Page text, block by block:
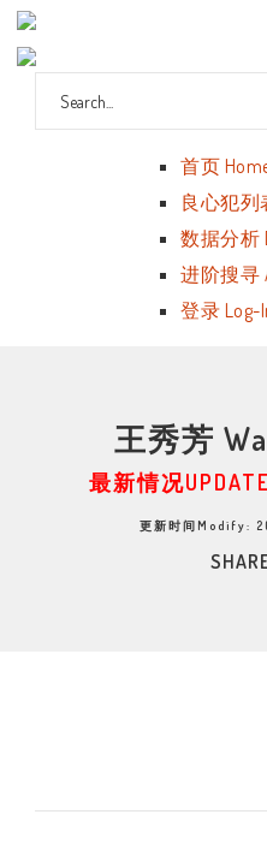
首页
良心犯列
数据分析
进阶搜寻
登录 Log-
王秀芳
最新情况
更新时间Modify: